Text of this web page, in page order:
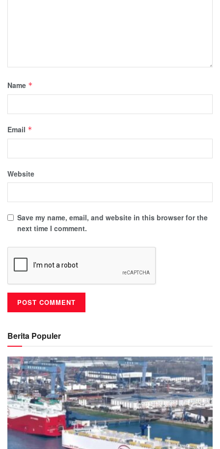
Name *
Email *
Website
Save my name, email, and website in this browser for the
next time I comment.
Berita Populer